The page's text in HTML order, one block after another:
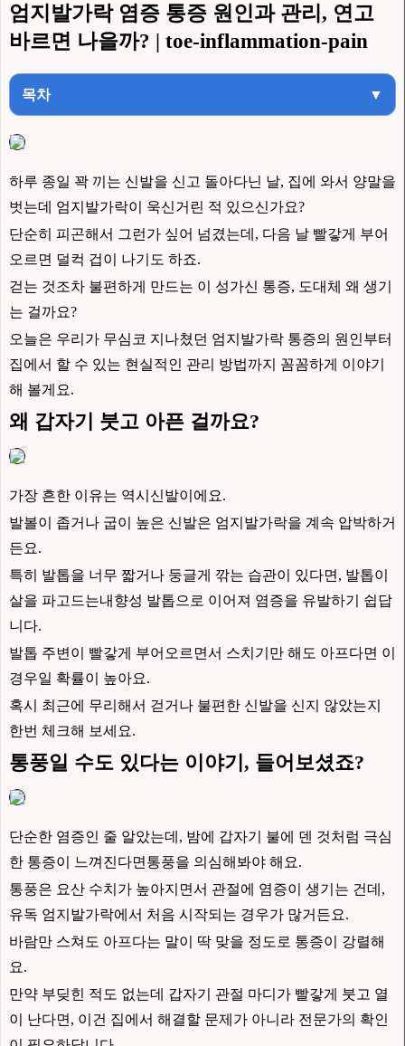
엄지발가락 염증 통증 원인과 관리, 연고
바르면 나을까? | toe-inflammation-pain
목차 ▼
하루 종일 꽉 끼는 신발을 신고 돌아다닌 날, 집에 와서 양말을
벗는데 엄지발가락이 욱신거린 적 있으신가요?
단순히 피곤해서 그런가 싶어 넘겼는데, 다음 날 빨갛게 부어
오르면 덜컥 겁이 나기도 하죠.
걷는 것조차 불편하게 만드는 이 성가신 통증, 도대체 왜 생기
는 걸까요?
오늘은 우리가 무심코 지나쳤던 엄지발가락 통증의 원인부터
집에서 할 수 있는 현실적인 관리 방법까지 꼼꼼하게 이야기
해 볼게요.
왜 갑자기 붓고 아픈 걸까요?
가장 흔한 이유는 역시신발이에요.
발볼이 좁거나 굽이 높은 신발은 엄지발가락을 계속 압박하거
든요.
특히 발톱을 너무 짧거나 둥글게 깎는 습관이 있다면, 발톱이
살을 파고드는내향성 발톱으로 이어져 염증을 유발하기 쉽답
니다.
발톱 주변이 빨갛게 부어오르면서 스치기만 해도 아프다면 이
경우일 확률이 높아요.
혹시 최근에 무리해서 걷거나 불편한 신발을 신지 않았는지
한번 체크해 보세요.
통풍일 수도 있다는 이야기, 들어보셨죠?
단순한 염증인 줄 알았는데, 밤에 갑자기 불에 덴 것처럼 극심
한 통증이 느껴진다면통풍을 의심해봐야 해요.
통풍은 요산 수치가 높아지면서 관절에 염증이 생기는 건데,
유독 엄지발가락에서 처음 시작되는 경우가 많거든요.
바람만 스쳐도 아프다는 말이 딱 맞을 정도로 통증이 강렬해
요.
만약 부딪힌 적도 없는데 갑자기 관절 마디가 빨갛게 붓고 열
이 난다면, 이건 집에서 해결할 문제가 아니라 전문가의 확인